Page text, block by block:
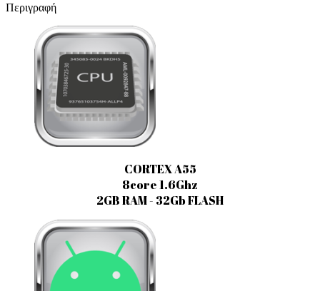
Περιγραφή
CORTEX A55
8core 1.6Ghz
2GB RAM - 32Gb FLASH